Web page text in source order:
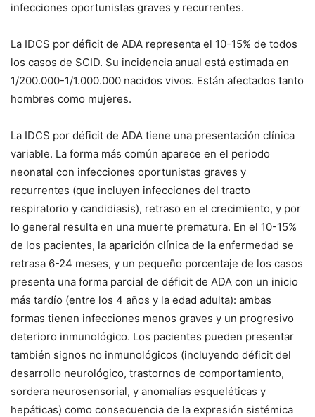
infecciones oportunistas graves y recurrentes.
La IDCS por déficit de ADA representa el 10-15% de todos
los casos de SCID. Su incidencia anual está estimada en
1/200.000-1/1.000.000 nacidos vivos. Están afectados tanto
hombres como mujeres.
La IDCS por déficit de ADA tiene una presentación clínica
variable. La forma más común aparece en el periodo
neonatal con infecciones oportunistas graves y
recurrentes (que incluyen infecciones del tracto
respiratorio y candidiasis), retraso en el crecimiento, y por
lo general resulta en una muerte prematura. En el 10-15%
de los pacientes, la aparición clínica de la enfermedad se
retrasa 6-24 meses, y un pequeño porcentaje de los casos
presenta una forma parcial de déficit de ADA con un inicio
más tardío (entre los 4 años y la edad adulta): ambas
formas tienen infecciones menos graves y un progresivo
deterioro inmunológico. Los pacientes pueden presentar
también signos no inmunológicos (incluyendo déficit del
desarrollo neurológico, trastornos de comportamiento,
sordera neurosensorial, y anomalías esqueléticas y
hepáticas) como consecuencia de la expresión sistémica